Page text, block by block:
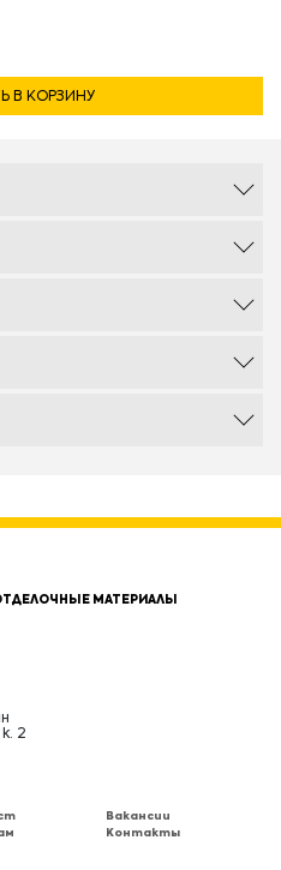
В КОРЗИНУ
МАТЕРИАЛЫ
2
Вакансии
Контакты